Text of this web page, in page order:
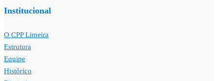
Institucional
O CPP Limeira
Estrutura
Equipe
Histórico